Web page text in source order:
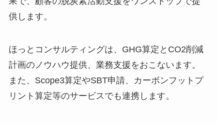
供します。
ほっとコンサルティングは、GHG算定とCO2削減
計画のノウハウ提供、業務支援をおこないます。
また、Scope3算定やSBT申請、カーボンフットプ
リント算定等のサービスでも連携します。